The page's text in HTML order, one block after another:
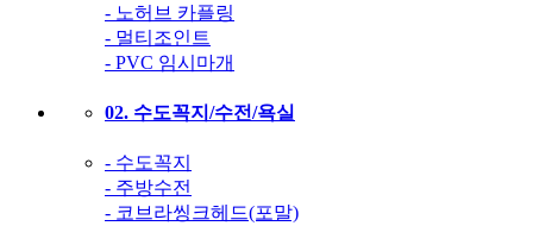
- 노허브 카플링
- 멀티조인트
- PVC 임시마개
02. 수도꼭지/수전/욕실
- 수도꼭지
- 주방수전
- 코브라씽크헤드(포말)